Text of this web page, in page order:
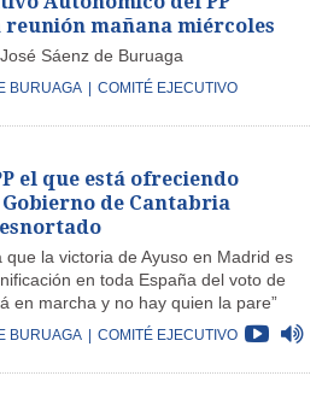
mañana miércoles
Sáenz de Buruaga
BURUAGA
COMITÉ EJECUTIVO
el que está ofreciendo
de Cantabria
que la victoria de Ayuso en Madrid es
en toda España del voto de
en marcha y no hay quien la pare”
BURUAGA
COMITÉ EJECUTIVO